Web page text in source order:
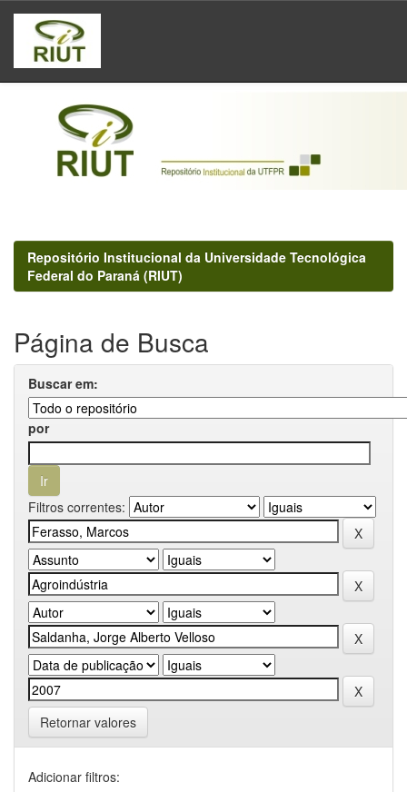
Skip
navigation
Repositório Institucional da Universidade Tecnológica
Federal do Paraná (RIUT)
Página de Busca
Buscar em:
por
Filtros correntes:
Retornar valores
Adicionar filtros: